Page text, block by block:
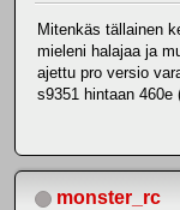
Mitenkäs tällainen
mieleni halajaa ja
ajettu pro versio
s9351 hintaan 460e
monster_rc